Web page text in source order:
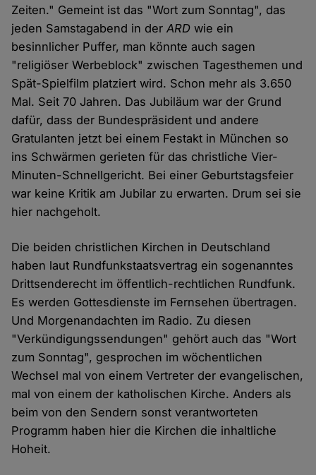
Zeiten." Gemeint ist das "Wort zum Sonntag", das
jeden Samstagabend in derARD wie ein
besinnlicher Puffer, man könnte auch sagen
"religiöser Werbeblock" zwischen Tagesthemen und
Spät-Spielfilm platziert wird. Schon mehr als 3.650
Mal. Seit 70 Jahren. Das Jubiläum war der Grund
dafür, dass der Bundespräsident und andere
Gratulanten jetzt bei einem Festakt in München so
ins Schwärmen gerieten für das christliche Vier-
Minuten-Schnellgericht. Bei einer Geburtstagsfeier
war keine Kritik am Jubilar zu erwarten. Drum sei sie
hier nachgeholt.
Die beiden christlichen Kirchen in Deutschland
haben laut Rundfunkstaatsvertrag ein sogenanntes
Drittsenderecht im öffentlich-rechtlichen Rundfunk.
Es werden Gottesdienste im Fernsehen übertragen.
Und Morgenandachten im Radio. Zu diesen
"Verkündigungssendungen" gehört auch das "Wort
zum Sonntag", gesprochen im wöchentlichen
Wechsel mal von einem Vertreter der evangelischen,
mal von einem der katholischen Kirche. Anders als
beim von den Sendern sonst verantworteten
Programm haben hier die Kirchen die inhaltliche
Hoheit.